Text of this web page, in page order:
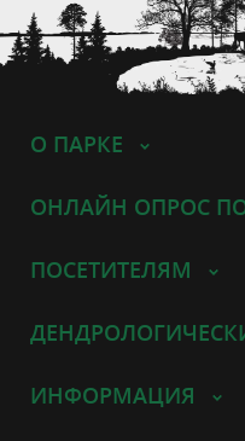
О ПАРКЕ
ОНЛАЙН ОПРОС
ПОСЕТИТЕЛЯМ
ИНФОРМАЦИЯ